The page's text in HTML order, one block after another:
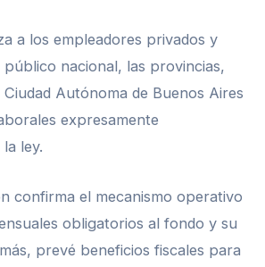
a los empleadores privados y
nacional, las provincias,
Autónoma de Buenos Aires
expresamente
ley.
confirma el mecanismo operativo
obligatorios al fondo y su
prevé beneficios fiscales para